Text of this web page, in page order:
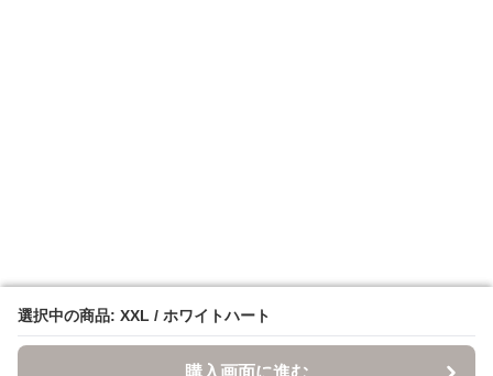
選択中の商品: XXL / ホワイトハート
購入画面に進む
選択中の商品: XXL / ホワイトハート
購入画面に進む